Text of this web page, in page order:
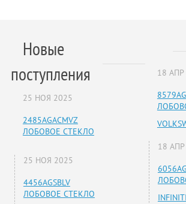
Новые
поступления
25 НОЯ 2025
2485AGACMVZ
ЛОБОВОЕ СТЕКЛО
25 НОЯ 2025
4456AGSBLV
ЛОБОВОЕ СТЕКЛО
18 АПР
18 АПР